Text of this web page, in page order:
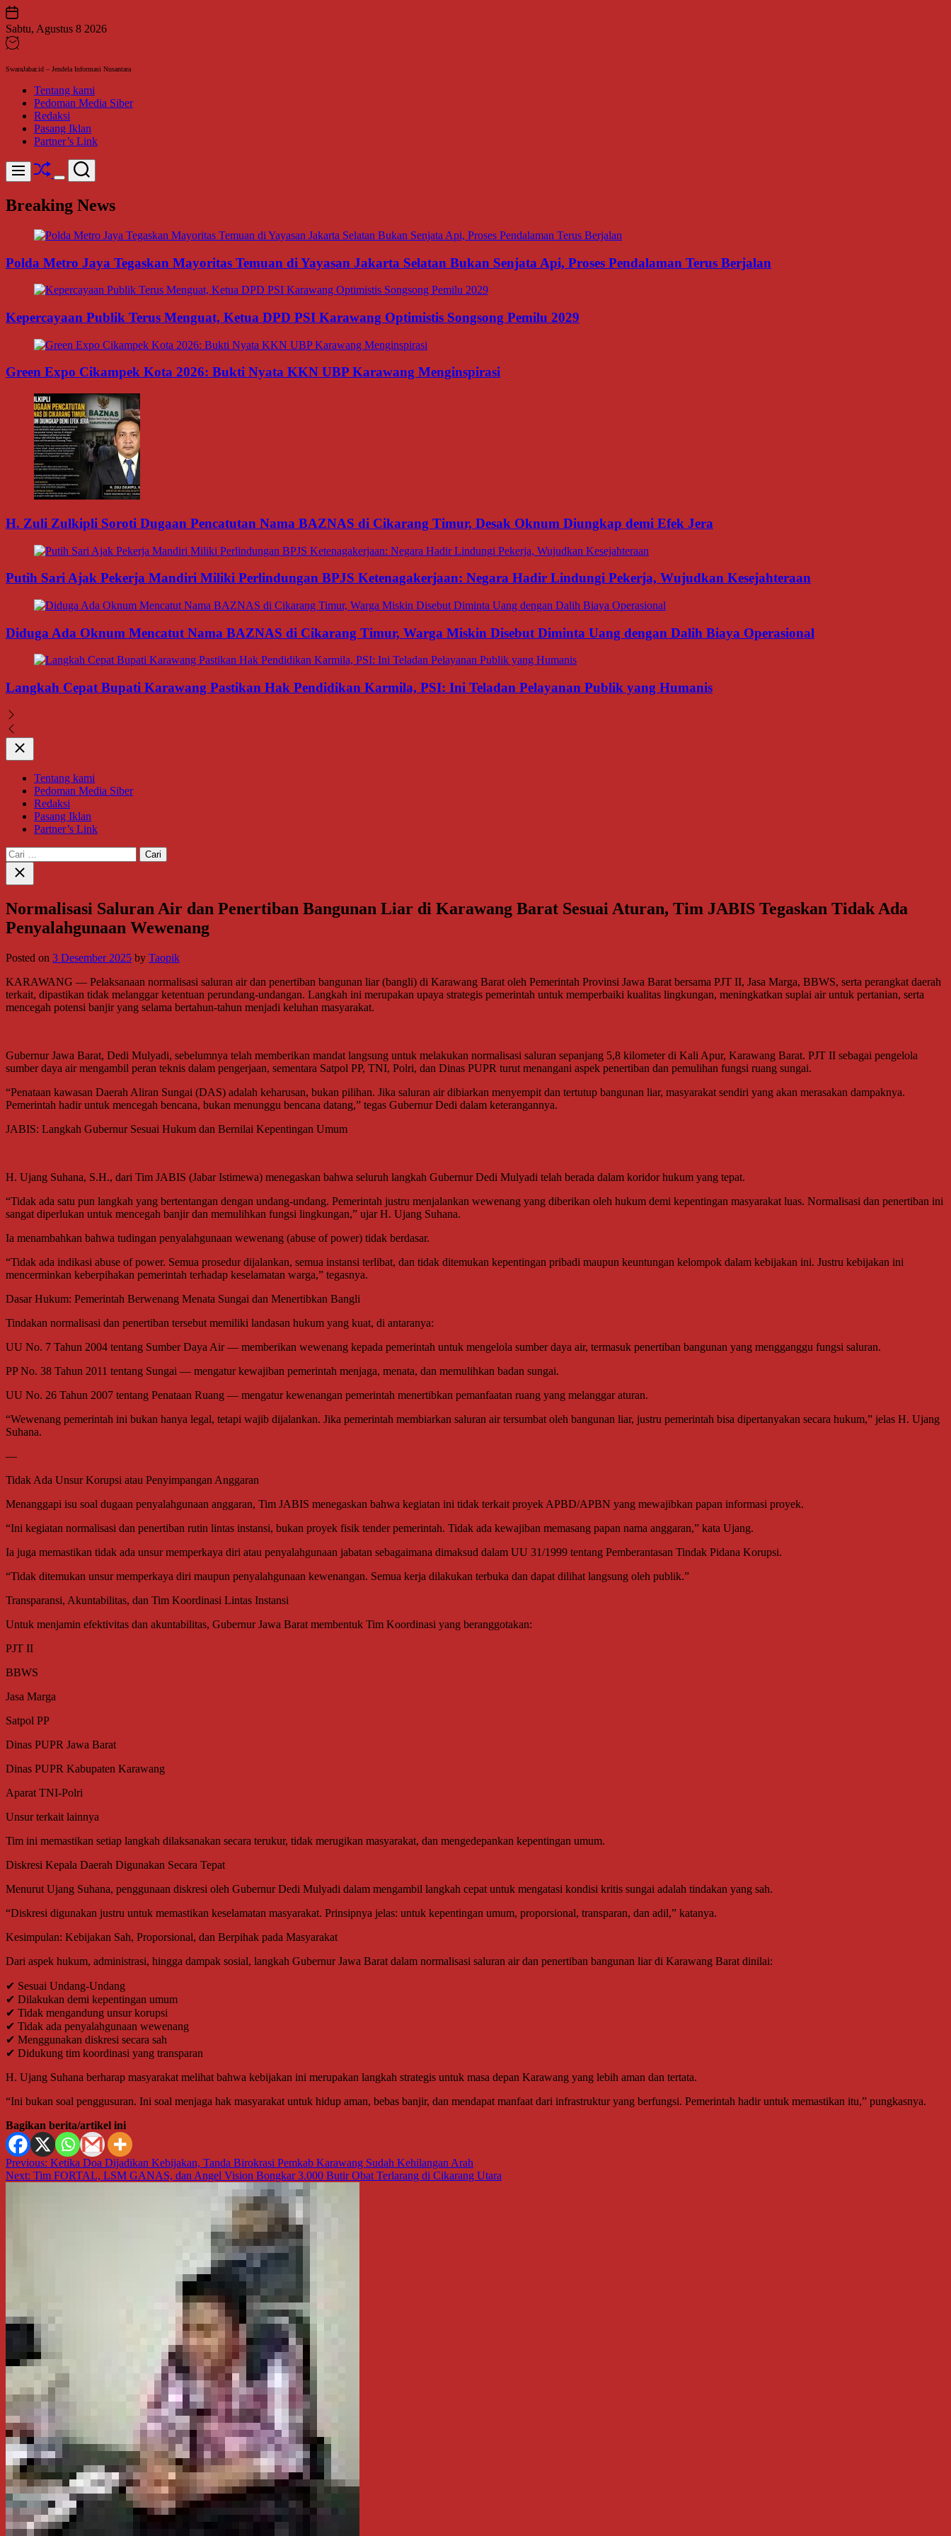
Skip
to
content
Sabtu, Agustus 8 2026
SwaraJabar.id – Jendela Informasi Nusantara
Tentang kami
Pedoman Media Siber
Redaksi
Pasang Iklan
Partner’s Link
Menu Shuffle
Switch
mode
Search
Breaking News
Polda Metro Jaya Tegaskan Mayoritas Temuan di Yayasan Jakarta Selatan Bukan Senjata Api, Proses Pendalaman Terus Berjalan
Kepercayaan Publik Terus Menguat, Ketua DPD PSI Karawang Optimistis Songsong Pemilu 2029
Green Expo Cikampek Kota 2026: Bukti Nyata KKN UBP Karawang Menginspirasi
H. Zuli Zulkipli Soroti Dugaan Pencatutan Nama BAZNAS di Cikarang Timur, Desak Oknum Diungkap demi Efek Jera
Putih Sari Ajak Pekerja Mandiri Miliki Perlindungan BPJS Ketenagakerjaan: Negara Hadir Lindungi Pekerja, Wujudkan Kesejahteraan
Diduga Ada Oknum Mencatut Nama BAZNAS di Cikarang Timur, Warga Miskin Disebut Diminta Uang dengan Dalih Biaya Operasional
Langkah Cepat Bupati Karawang Pastikan Hak Pendidikan Karmila, PSI: Ini Teladan Pelayanan Publik yang Humanis
Close
Tentang kami
Pedoman Media Siber
Redaksi
Pasang Iklan
Partner’s Link
Cari
untuk:
Close
search
Normalisasi Saluran Air dan Penertiban Bangunan Liar di Karawang Barat Sesuai Aturan, Tim JABIS Tegaskan Tidak Ada
Penyalahgunaan Wewenang
Posted on 3 Desember 2025 by Taopik
KARAWANG — Pelaksanaan normalisasi saluran air dan penertiban bangunan liar (bangli) di Karawang Barat oleh Pemerintah Provinsi Jawa Barat bersama PJT II, Jasa Marga, BBWS, serta perangkat daerah
terkait, dipastikan tidak melanggar ketentuan perundang-undangan. Langkah ini merupakan upaya strategis pemerintah untuk memperbaiki kualitas lingkungan, meningkatkan suplai air untuk pertanian, serta
mencegah potensi banjir yang selama bertahun-tahun menjadi keluhan masyarakat.
Gubernur Jawa Barat, Dedi Mulyadi, sebelumnya telah memberikan mandat langsung untuk melakukan normalisasi saluran sepanjang 5,8 kilometer di Kali Apur, Karawang Barat. PJT II sebagai pengelola
sumber daya air mengambil peran teknis dalam pengerjaan, sementara Satpol PP, TNI, Polri, dan Dinas PUPR turut menangani aspek penertiban dan pemulihan fungsi ruang sungai.
“Penataan kawasan Daerah Aliran Sungai (DAS) adalah keharusan, bukan pilihan. Jika saluran air dibiarkan menyempit dan tertutup bangunan liar, masyarakat sendiri yang akan merasakan dampaknya.
Pemerintah hadir untuk mencegah bencana, bukan menunggu bencana datang,” tegas Gubernur Dedi dalam keterangannya.
JABIS: Langkah Gubernur Sesuai Hukum dan Bernilai Kepentingan Umum
H. Ujang Suhana, S.H., dari Tim JABIS (Jabar Istimewa) menegaskan bahwa seluruh langkah Gubernur Dedi Mulyadi telah berada dalam koridor hukum yang tepat.
“Tidak ada satu pun langkah yang bertentangan dengan undang-undang. Pemerintah justru menjalankan wewenang yang diberikan oleh hukum demi kepentingan masyarakat luas. Normalisasi dan penertiban ini
sangat diperlukan untuk mencegah banjir dan memulihkan fungsi lingkungan,” ujar H. Ujang Suhana.
Ia menambahkan bahwa tudingan penyalahgunaan wewenang (abuse of power) tidak berdasar.
“Tidak ada indikasi abuse of power. Semua prosedur dijalankan, semua instansi terlibat, dan tidak ditemukan kepentingan pribadi maupun keuntungan kelompok dalam kebijakan ini. Justru kebijakan ini
mencerminkan keberpihakan pemerintah terhadap keselamatan warga,” tegasnya.
Dasar Hukum: Pemerintah Berwenang Menata Sungai dan Menertibkan Bangli
Tindakan normalisasi dan penertiban tersebut memiliki landasan hukum yang kuat, di antaranya:
UU No. 7 Tahun 2004 tentang Sumber Daya Air — memberikan wewenang kepada pemerintah untuk mengelola sumber daya air, termasuk penertiban bangunan yang mengganggu fungsi saluran.
PP No. 38 Tahun 2011 tentang Sungai — mengatur kewajiban pemerintah menjaga, menata, dan memulihkan badan sungai.
UU No. 26 Tahun 2007 tentang Penataan Ruang — mengatur kewenangan pemerintah menertibkan pemanfaatan ruang yang melanggar aturan.
“Wewenang pemerintah ini bukan hanya legal, tetapi wajib dijalankan. Jika pemerintah membiarkan saluran air tersumbat oleh bangunan liar, justru pemerintah bisa dipertanyakan secara hukum,” jelas H. Ujang
Suhana.
—
Tidak Ada Unsur Korupsi atau Penyimpangan Anggaran
Menanggapi isu soal dugaan penyalahgunaan anggaran, Tim JABIS menegaskan bahwa kegiatan ini tidak terkait proyek APBD/APBN yang mewajibkan papan informasi proyek.
“Ini kegiatan normalisasi dan penertiban rutin lintas instansi, bukan proyek fisik tender pemerintah. Tidak ada kewajiban memasang papan nama anggaran,” kata Ujang.
Ia juga memastikan tidak ada unsur memperkaya diri atau penyalahgunaan jabatan sebagaimana dimaksud dalam UU 31/1999 tentang Pemberantasan Tindak Pidana Korupsi.
“Tidak ditemukan unsur memperkaya diri maupun penyalahgunaan kewenangan. Semua kerja dilakukan terbuka dan dapat dilihat langsung oleh publik.”
Transparansi, Akuntabilitas, dan Tim Koordinasi Lintas Instansi
Untuk menjamin efektivitas dan akuntabilitas, Gubernur Jawa Barat membentuk Tim Koordinasi yang beranggotakan:
PJT II
BBWS
Jasa Marga
Satpol PP
Dinas PUPR Jawa Barat
Dinas PUPR Kabupaten Karawang
Aparat TNI-Polri
Unsur terkait lainnya
Tim ini memastikan setiap langkah dilaksanakan secara terukur, tidak merugikan masyarakat, dan mengedepankan kepentingan umum.
Diskresi Kepala Daerah Digunakan Secara Tepat
Menurut Ujang Suhana, penggunaan diskresi oleh Gubernur Dedi Mulyadi dalam mengambil langkah cepat untuk mengatasi kondisi kritis sungai adalah tindakan yang sah.
“Diskresi digunakan justru untuk memastikan keselamatan masyarakat. Prinsipnya jelas: untuk kepentingan umum, proporsional, transparan, dan adil,” katanya.
Kesimpulan: Kebijakan Sah, Proporsional, dan Berpihak pada Masyarakat
Dari aspek hukum, administrasi, hingga dampak sosial, langkah Gubernur Jawa Barat dalam normalisasi saluran air dan penertiban bangunan liar di Karawang Barat dinilai:
✔ Sesuai Undang-Undang
✔ Dilakukan demi kepentingan umum
✔ Tidak mengandung unsur korupsi
✔ Tidak ada penyalahgunaan wewenang
✔ Menggunakan diskresi secara sah
✔ Didukung tim koordinasi yang transparan
H. Ujang Suhana berharap masyarakat melihat bahwa kebijakan ini merupakan langkah strategis untuk masa depan Karawang yang lebih aman dan tertata.
“Ini bukan soal penggusuran. Ini soal menjaga hak masyarakat untuk hidup aman, bebas banjir, dan mendapat manfaat dari infrastruktur yang berfungsi. Pemerintah hadir untuk memastikan itu,” pungkasnya.
Bagikan berita/artikel ini
Navigasi
pos
Previous: Ketika Doa Dijadikan Kebijakan, Tanda Birokrasi Pemkab Karawang Sudah Kehilangan Arah
Next: Tim FORTAL, LSM GANAS, dan Angel Vision Bongkar 3.000 Butir Obat Terlarang di Cikarang Utara